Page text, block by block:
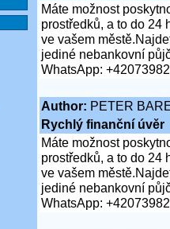
Máte možnost
prostředků, a to do 24
ve vašem
jediné nebankovní
WhatsApp:
Author: PETER
Rychlý finanční úvěr
Máte možnost
prostředků, a to do 24
ve vašem
jediné nebankovní
WhatsApp: